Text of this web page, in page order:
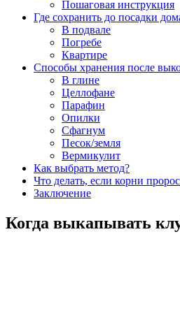
Пошаговая инструкция
Где сохранить до посадки
В подвале
Погребе
Квартире
Способы хранения после
В глине
Целлофане
Парафин
Опилки
Сфагнум
Песок/земля
Вермикулит
Как выбрать метод?
Что делать, если корни
Заключение
Когда выкапывать